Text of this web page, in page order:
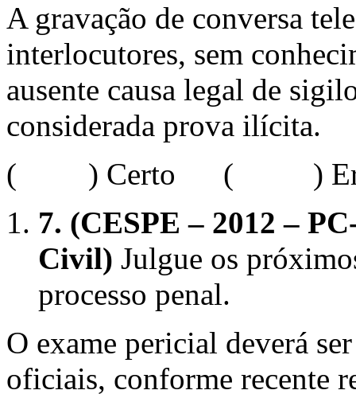
A gravação de conversa
interlocutores, sem
ausente causa legal de
considerada prova ilícita.
( ) Certo ( )
7. (CESPE – 2012 –
Civil) Julgue os
processo penal.
O exame pericial deverá
oficiais, conforme recente